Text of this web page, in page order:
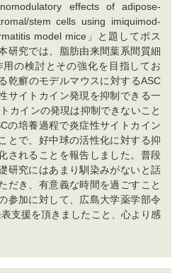
effects of adipose-
stem cells using imiquimod-
model mice」と題してポス
研究では、脂肪由来間葉系間質細
の検討とその強化を目指してお
乾癬のモデルマウスに対するASC
サイトカイン発現を抑制できる一
カインの発現は抑制できないこと
の培養過程で炎症性サイトカイン
とで、好中球の活性化に対する抑
されることを報告しました。普段
研究にはあまり馴染みがないと話
だき、有意義な時間を過ごすこと
参加に対して、広島大学薬学部令
支援を頂きましたこと、心より感